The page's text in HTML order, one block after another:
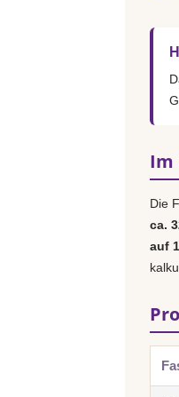
Im
Die
ca.
auf